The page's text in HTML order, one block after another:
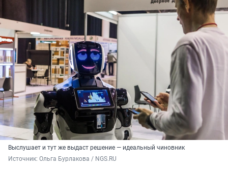
Выслушает и тут же выдаст решение — идеальный чиновник
Источник: Ольга Бурлакова / NGS.RU